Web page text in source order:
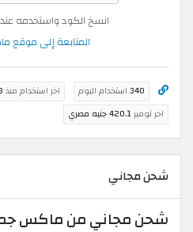
انسخ الكود واستخدمه عند
المتابعة إلى
340 استخدام اليوم اخر استخدام منذ3
اخر توفير420.1 جنيه مصري
شحن مجاني
شحن مجاني من ماكس